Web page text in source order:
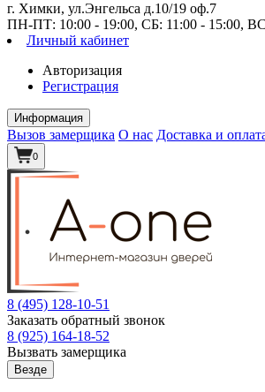
г. Химки, ул.Энгельса д.10/19 оф.7
ПН-ПТ: 10:00 - 19:00, СБ: 11:00 - 15:00,
Личный кабинет
Авторизация
Регистрация
Информация
Вызов замерщика О нас Доставка и
0
8 (495) 128-10-51
Заказать обратный звонок
8 (925) 164-18-52
Вызвать замерщика
Везде